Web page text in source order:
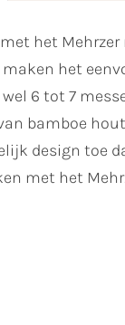
het
het
6 tot 7
bamboe
design toe
met het